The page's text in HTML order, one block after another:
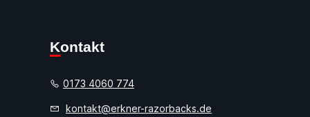
Kontakt
0173 4060 774
kontakt@erkner-razorbacks.de